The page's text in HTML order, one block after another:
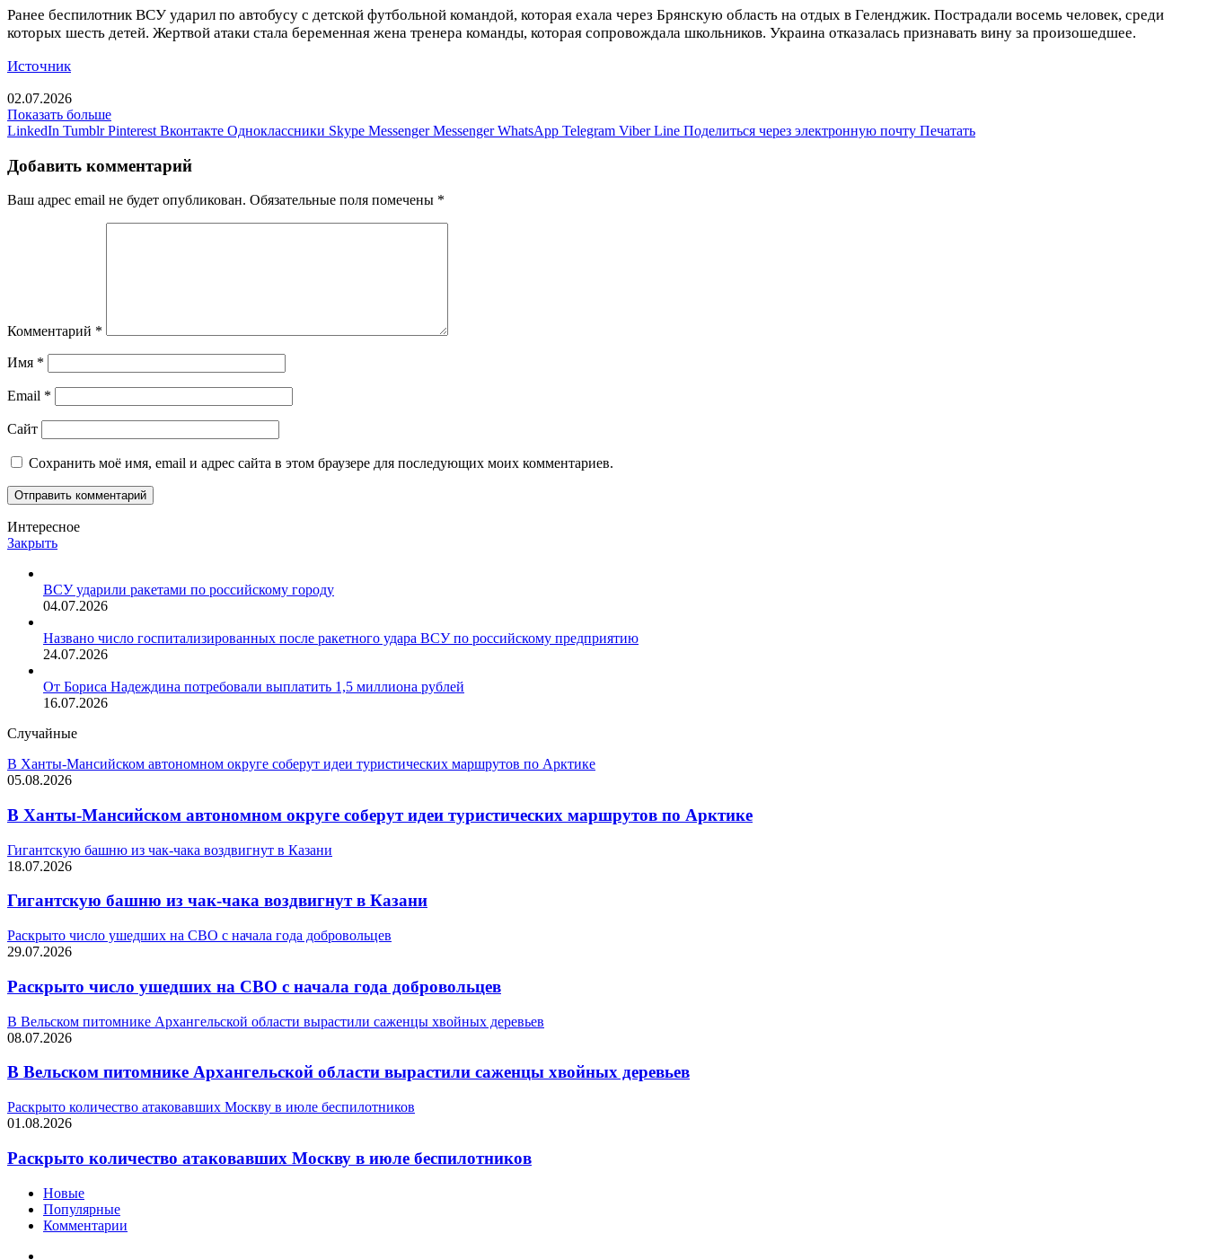
Ранее беспилотник ВСУ ударил по автобусу с детской футбольной командой, которая ехала через Брянскую область на отдых в Геленджик. Пострадали восемь человек, среди
которых шесть детей. Жертвой атаки стала беременная жена тренера команды, которая сопровождала школьников. Украина отказалась признавать вину за произошедшее.
Источник
02.07.2026
Показать больше
LinkedIn Tumblr Pinterest Вконтакте Одноклассники Skype Messenger Messenger WhatsApp Telegram Viber Line Поделиться через электронную почту Печатать
Добавить комментарий
Ваш адрес email не будет опубликован. Обязательные поля помечены *
Комментарий *
Имя *
Email *
Сайт
Сохранить моё имя, email и адрес сайта в этом браузере для последующих моих комментариев.
Интересное
Закрыть
ВСУ ударили ракетами по российскому городу
04.07.2026
Названо число госпитализированных после ракетного удара ВСУ по российскому предприятию
24.07.2026
От Бориса Надеждина потребовали выплатить 1,5 миллиона рублей
16.07.2026
Случайные
В Ханты-Мансийском автономном округе соберут идеи туристических маршрутов по Арктике
05.08.2026
В Ханты-Мансийском автономном округе соберут идеи туристических маршрутов по Арктике
Гигантскую башню из чак-чака воздвигнут в Казани
18.07.2026
Гигантскую башню из чак-чака воздвигнут в Казани
Раскрыто число ушедших на СВО с начала года добровольцев
29.07.2026
Раскрыто число ушедших на СВО с начала года добровольцев
В Вельском питомнике Архангельской области вырастили саженцы хвойных деревьев
08.07.2026
В Вельском питомнике Архангельской области вырастили саженцы хвойных деревьев
Раскрыто количество атаковавших Москву в июле беспилотников
01.08.2026
Раскрыто количество атаковавших Москву в июле беспилотников
Новые
Популярные
Комментарии